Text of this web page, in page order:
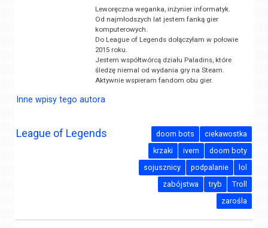
Leworęczna weganka, inżynier informatyk.
Od najmłodszych lat jestem fanką gier
komputerowych.
Do League of Legends dołączyłam w połowie
2015 roku.
Jestem współtwórcą działu Paladins, które
śledzę niemal od wydania gry na Steam.
Aktywnie wspieram fandom obu gier.
Inne wpisy tego autora
League of Legends ciekawostka
doom bots
doom boty
ivern
krzaki
lol
podpalanie
sojusznicy
Troll
tryb
zabójstwa
zarośla